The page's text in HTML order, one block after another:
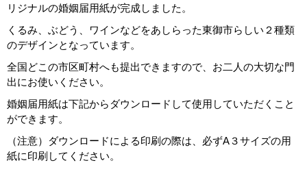
リジナルの婚姻届用紙が完成しました。
くるみ、ぶどう、ワインなどをあしらった東御市らしい２種類
のデザインとなっています。
全国どこの市区町村へも提出できますので、お二人の大切な門
出にお使いください。
婚姻届用紙は下記からダウンロードして使用していただくこと
ができます。
（注意）ダウンロードによる印刷の際は、必ずA３サイズの用
紙に印刷してください。